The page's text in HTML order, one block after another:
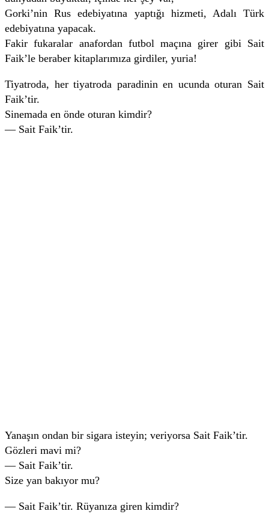
Gorki’nin Rus edebiyatına yaptığı hizmeti, Adalı Türk
edebiyatına yapacak.
Fakir fukaralar anafordan futbol maçına girer gibi Sait
Faik’le beraber kitaplarımıza girdiler, yuria!
Tiyatroda, her tiyatroda paradinin en ucunda oturan Sait
Faik’tir.
Sinemada en önde oturan kimdir?
— Sait Faik’tir.
Yanaşın ondan bir sigara isteyin; veriyorsa Sait Faik’tir.
Gözleri mavi mi?
— Sait Faik’tir.
Size yan bakıyor mu?
— Sait Faik’tir. Rüyanıza giren kimdir?